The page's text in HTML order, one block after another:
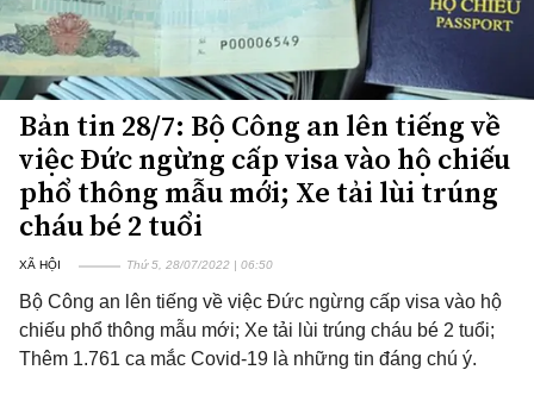
Bản tin 28/7: Bộ Công an lên tiếng về
việc Đức ngừng cấp visa vào hộ chiếu
phổ thông mẫu mới; Xe tải lùi trúng
cháu bé 2 tuổi
XÃ HỘI Thứ 5, 28/07/2022 | 06:50
Bộ Công an lên tiếng về việc Đức ngừng cấp visa vào hộ
chiếu phổ thông mẫu mới; Xe tải lùi trúng cháu bé 2 tuổi;
Thêm 1.761 ca mắc Covid-19 là những tin đáng chú ý.